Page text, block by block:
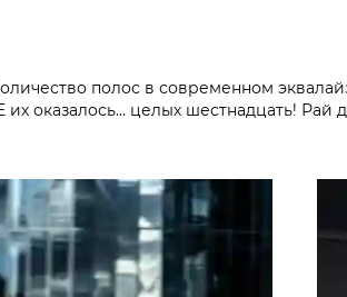
полос в современном
их оказалось… целых шестнадцать! Рай